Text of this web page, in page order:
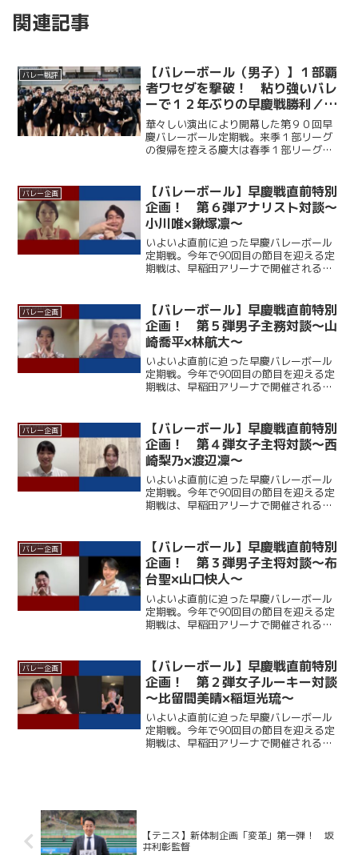
関連記事
バレー戦評
【バレーボール（男子）】１部覇
者ワセダを撃破！ 粘り強いバレ
ーで１２年ぶりの早慶戦勝利／第
９０回早慶バレーボール定期戦
華々しい演出により開幕した第９０回早
慶バレーボール定期戦。来季１部リーグ
の復帰を控える慶大は春季１部リーグ王
は中村玲央（総２・福大附大濠）が連続
得点を挙げるなど着実にリ...
バレー企画
【バレーボール】早慶戦直前特別
企画！ 第６弾アナリスト対談～
小川唯×鍬塚凛～
いよいよ直前に迫った早慶バレーボール
定期戦。今年で90回目の節目を迎える定
期戦は、早稲田アリーナで開催される。
ており、打倒・ワセダに向けて勢いに乗
っている。一方の早大...
バレー企画
【バレーボール】早慶戦直前特別
企画！ 第５弾男子主務対談～山
崎喬平×林航大～
いよいよ直前に迫った早慶バレーボール
定期戦。今年で90回目の節目を迎える定
期戦は、早稲田アリーナで開催される。
ており、打倒・ワセダに向けて勢いに乗
っている。一方の早大...
バレー企画
【バレーボール】早慶戦直前特別
企画！ 第４弾女子主将対談～西
崎梨乃×渡辺凜～
いよいよ直前に迫った早慶バレーボール
定期戦。今年で90回目の節目を迎える定
期戦は、早稲田アリーナで開催される。
ており、打倒・ワセダに向けて勢いに乗
っている。一方の早大...
バレー企画
【バレーボール】早慶戦直前特別
企画！ 第３弾男子主将対談～布
台聖×山口快人～
いよいよ直前に迫った早慶バレーボール
定期戦。今年で90回目の節目を迎える定
期戦は、早稲田アリーナで開催される。
ており、打倒・ワセダに向けて勢いに乗
っている。一方の早大...
バレー企画
【バレーボール】早慶戦直前特別
企画！ 第２弾女子ルーキー対談
～比留間美晴×稲垣光琉～
いよいよ直前に迫った早慶バレーボール
定期戦。今年で90回目の節目を迎える定
期戦は、早稲田アリーナで開催される。
【テニス】新体制企画「変革」第一弾！ 坂
井利彰監督